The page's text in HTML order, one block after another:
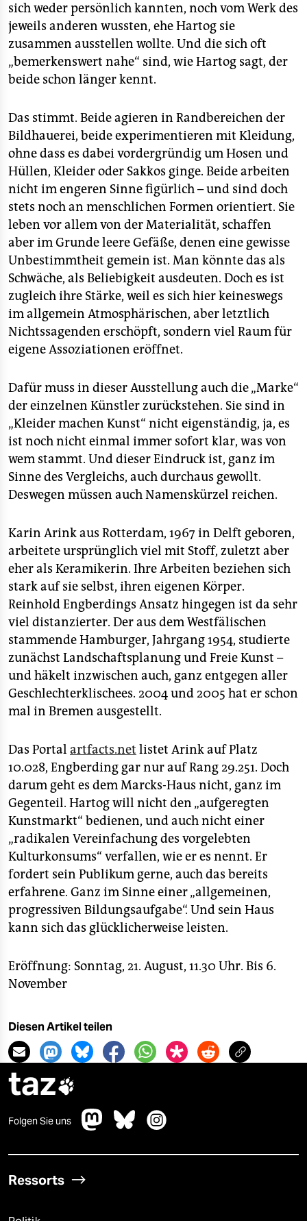
sich weder persönlich kannten, noch vom Werk des
jeweils anderen wussten, ehe Hartog sie
zusammen ausstellen wollte. Und die sich oft
„bemerkenswert nahe“ sind, wie Hartog sagt, der
beide schon länger kennt.
Das stimmt. Beide agieren in Randbereichen der
Bildhauerei, beide experimentieren mit Kleidung,
ohne dass es dabei vordergründig um Hosen und
Hüllen, Kleider oder Sakkos ginge. Beide arbeiten
nicht im engeren Sinne figürlich – und sind doch
stets noch an menschlichen Formen orientiert. Sie
leben vor allem von der Materialität, schaffen
aber im Grunde leere Gefäße, denen eine gewisse
Unbestimmtheit gemein ist. Man könnte das als
Schwäche, als Beliebigkeit ausdeuten. Doch es ist
zugleich ihre Stärke, weil es sich hier keineswegs
im allgemein Atmosphärischen, aber letztlich
Nichtssagenden erschöpft, sondern viel Raum für
eigene Assoziationen eröffnet.
Dafür muss in dieser Ausstellung auch die „Marke“
der einzelnen Künstler zurückstehen. Sie sind in
„Kleider machen Kunst“ nicht eigenständig, ja, es
ist noch nicht einmal immer sofort klar, was von
wem stammt. Und dieser Eindruck ist, ganz im
Sinne des Vergleichs, auch durchaus gewollt.
Deswegen müssen auch Namenskürzel reichen.
Karin Arink aus Rotterdam, 1967 in Delft geboren,
arbeitete ursprünglich viel mit Stoff, zuletzt aber
eher als Keramikerin. Ihre Arbeiten beziehen sich
stark auf sie selbst, ihren eigenen Körper.
Reinhold Engberdings Ansatz hingegen ist da sehr
viel distanzierter. Der aus dem Westfälischen
stammende Hamburger, Jahrgang 1954, studierte
zunächst Landschaftsplanung und Freie Kunst –
und häkelt inzwischen auch, ganz entgegen aller
Geschlechterklischees. 2004 und 2005 hat er schon
mal in Bremen ausgestellt.
Das Portal artfacts.net listet Arink auf Platz
10.028, Engberding gar nur auf Rang 29.251. Doch
darum geht es dem Marcks-Haus nicht, ganz im
Gegenteil. Hartog will nicht den „aufgeregten
Kunstmarkt“ bedienen, und auch nicht einer
„radikalen Vereinfachung des vorgelebten
Kulturkonsums“ verfallen, wie er es nennt. Er
fordert sein Publikum gerne, auch das bereits
erfahrene. Ganz im Sinne einer „allgemeinen,
progressiven Bildungsaufgabe“. Und sein Haus
kann sich das glücklicherweise leisten.
Eröffnung: Sonntag, 21. August, 11.30 Uhr. Bis 6.
November
Diesen Artikel teilen
taz
Folgen Sie uns
Ressorts